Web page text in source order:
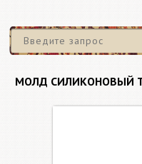
МОЛД СИЛИКОНОВЫЙ